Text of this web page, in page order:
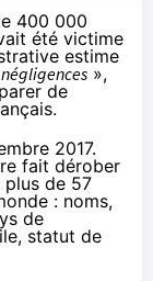
400 000
été victime
estime
négligences »,
de
2017.
fait dérober
plus de 57
: noms,
de
statut de